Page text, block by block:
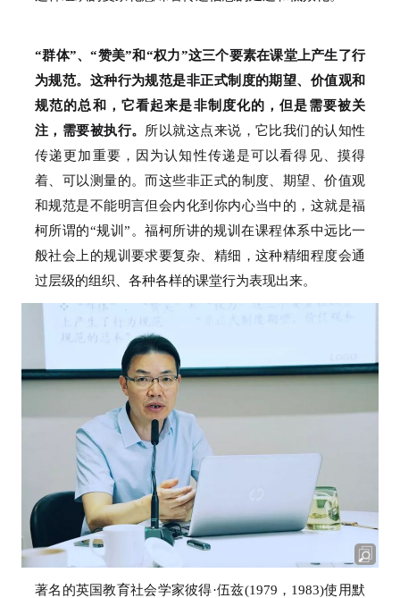
“群体”、“赞美”和“权力”这三个要素在课堂上产生了行
为规范。 这种行为规范是非正式制度的期望、价值观和
规范的总和，它看起来是非制度化的，但是需要被关
注，需要被执行。 所以就这点来说，它比我们的认知性
传递更加重要，因为认知性传递是可以看得见、摸得
着、可以测量的。而这些非正式的制度、期望、价值观
和规范是不能明言但会内化到你内心当中的，这就是福
柯所谓的“规训”。福柯所讲的规训在课程体系中远比一
般社会上的规训要求要复杂、精细，这种精细程度会通
过层级的组织、各种各样的课堂行为表现出来。
著名的英国教育社会学家彼得·伍兹(1979，1983)使用默